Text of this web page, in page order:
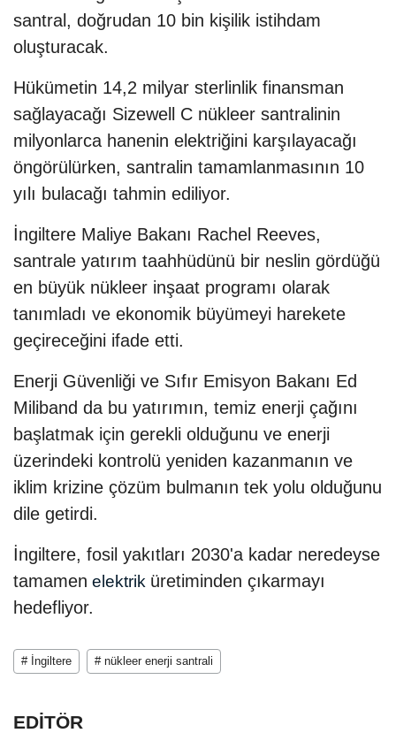
santral, doğrudan 10 bin kişilik istihdam
oluşturacak.
Hükümetin 14,2 milyar sterlinlik finansman
sağlayacağı Sizewell C nükleer santralinin
milyonlarca hanenin elektriğini karşılayacağı
öngörülürken, santralin tamamlanmasının 10
yılı bulacağı tahmin ediliyor.
İngiltere Maliye Bakanı Rachel Reeves,
santrale yatırım taahhüdünü bir neslin gördüğü
en büyük nükleer inşaat programı olarak
tanımladı ve ekonomik büyümeyi harekete
geçireceğini ifade etti.
Enerji Güvenliği ve Sıfır Emisyon Bakanı Ed
Miliband da bu yatırımın, temiz enerji çağını
başlatmak için gerekli olduğunu ve enerji
üzerindeki kontrolü yeniden kazanmanın ve
iklim krizine çözüm bulmanın tek yolu olduğunu
dile getirdi.
İngiltere, fosil yakıtları 2030'a kadar neredeyse
tamamen elektrik üretiminden çıkarmayı
hedefliyor.
# İngiltere # nükleer enerji santrali
EDİTÖR